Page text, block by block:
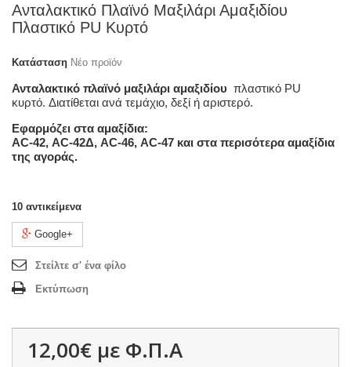
Ανταλακτικό Πλαϊνό Μαξιλάρι Αμαξιδίου
Πλαστικό PU Κυρτό
Κατάσταση Νέο προϊόν
Ανταλακτικό πλαϊνό μαξιλάρι αμαξιδίου πλαστικό PU
κυρτό. Διατίθεται ανά τεμάχιο, δεξί ή αριστερό.
Εφαρμόζει στα αμαξίδια:
AC-42, AC-42Δ, AC-46, AC-47 και στα περισότερα αμαξίδια
της αγοράς.
10 αντικείμενα
Google+
Στείλτε σ' ένα φίλο
Εκτύπωση
12,00€ με Φ.Π.Α